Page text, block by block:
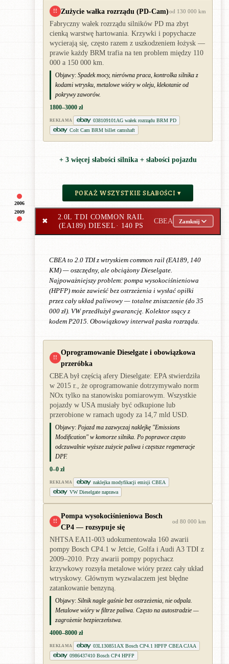
2006
!! Zużycie wałka rozrządu (PD-Cam)od 130 000 km
Fabryczny wałek rozrządu silników PD ma zbyt
cienką warstwę hartowania. Krzywki i popychacze
wycierają się, często razem z uszkodzeniem łożysk —
prawie każdy BRM trafia na ten problem między 110
000 a 150 000 km.
Objawy: Spadek mocy, nierówna praca, kontrolka silnika z
kodami wtrysku, metalowe wióry w oleju, klekotanie od
pokrywy zaworów.
1800–3000 zł
REKLAMA
038109101AG wałek rozrządu BRM PD
Colt Cam BRM billet camshaft
+ 3 więcej słabości silnika + słabości pojazdu
POKAŻ WSZYSTKIE SŁABOŚCI ▾
2009
✖
2.0L TDI COMMON RAIL
(EA189) DIESEL· 140 PS
CBEA Zamknij
CBEA to 2.0 TDI z wtryskiem common rail (EA189, 140
KM) — oszczędny, ale obciążony Dieselgate.
Najpoważniejszy problem: pompa wysokociśnieniowa
(HPFP) może zawieść bez ostrzeżenia i wysłać opiłki
przez cały układ paliwowy — totalne zniszczenie (do 35
000 zł). VW przedłużył gwarancję. Kolektor ssący z
kodem P2015. Obowiązkowy interwał paska rozrządu.
!!
Oprogramowanie Dieselgate i obowiązkowa
przeróbka
CBEA był częścią afery Dieselgate: EPA stwierdziła
w 2015 r., że oprogramowanie dotrzymywało norm
NOx tylko na stanowisku pomiarowym. Wszystkie
pojazdy w USA musiały być odkupione lub
przerobione w ramach ugody za 14,7 mld USD.
Objawy: Pojazd ma zazwyczaj naklejkę "Emissions
Modification" w komorze silnika. Po poprawce często
odczuwalnie wyższe zużycie paliwa i częstsze regeneracje
DPF.
0–0 zł
REKLAMA
naklejka modyfikacji emisji CBEA
VW Dieselgate naprawa
!!
Pompa wysokociśnieniowa Bosch
CP4 — rozsypuje się
od 80 000 km
NHTSA EA11-003 udokumentowała 160 awarii
pompy Bosch CP4.1 w Jetcie, Golfa i Audi A3 TDI z
2009–2010. Przy awarii pompy popychacz
krzywkowy rozsyła metalowe wióry przez cały układ
wtryskowy. Głównym wyzwalaczem jest błędne
zatankowanie benzyną.
Objawy: Silnik nagle gaśnie bez ostrzeżenia, nie odpala.
Metalowe wióry w filtrze paliwa. Często na autostradzie —
zagrożenie bezpieczeństwa.
4000–8000 zł
REKLAMA
03L130851AX Bosch CP4.1 HPFP CBEA CJAA
0986437410 Bosch CP4 HPFP